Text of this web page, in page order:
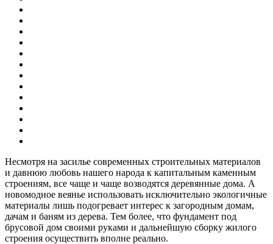
Несмотря на засилье современных строительных материалов
и давнюю любовь нашего народа к капитальным каменным
строениям, все чаще и чаще возводятся деревянные дома. А
новомодное веянье использовать исключительно экологичные
материалы лишь подогревает интерес к загородным домам,
дачам и баням из дерева. Тем более, что фундамент под
брусовой дом своими руками и дальнейшую сборку жилого
строения осуществить вполне реально.